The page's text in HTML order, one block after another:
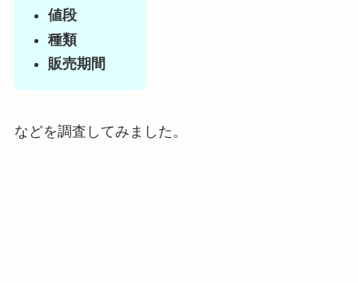
値段
種類
販売期間
などを調査してみました。